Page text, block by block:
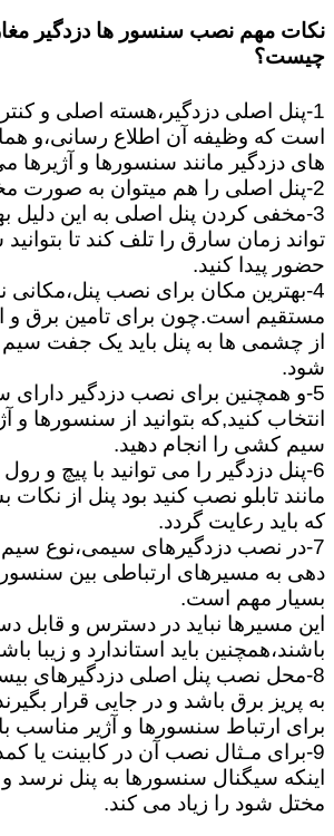
نکات مهم نصب سنسور ها دزدگیر
چیست؟
1-پنل اصلی دزدگیر،هسته اصلی و
است که وظیفه آن اطلاع رسانی،و
های دزدگیر مانند سنسورها و آژیرها
2-پنل اصلی را هم میتوان به صورت مخفیانه نصب کرد.
3-مخفی کردن پنل اصلی به این
تواند زمان سارق را تلف کند تا
حضور پیدا کنید.
4-بهترین مکان برای نصب پنل،مکانی
مستقیم است.چون برای تامین برق و
از چشمی ها به پنل باید یک جفت سیم
شود.
5-و همچنین برای نصب دزدگیر دارای
انتخاب کنید,که بتوانید از سنسورها و
سیم کشی را انجام دهید.
6-پنل دزدگیر را می توانید با پیچ و
مانند تابلو نصب کنید بود پنل از
که باید رعایت گردد.
7-در نصب دزدگیرهای سیمی،نوع
دهی به مسیرهای ارتباطی بین
بسیار مهم است.
این مسیرها نباید در دسترس و قابل
باشند،همچنین باید استاندارد و زیبا
8-محل نصب پنل اصلی دزدگیرهای
به پریز برق باشد و در جایی قرار
برای ارتباط سنسورها و آژیر مناسب
9-برای مـثال نصب آن در کابینت یا
اینکه سیگنال سنسورها به پنل نرسد
مختل شود را زیاد می کند.